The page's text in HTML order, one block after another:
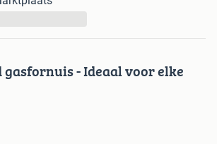
gasfornuis - Ideaal voor elke